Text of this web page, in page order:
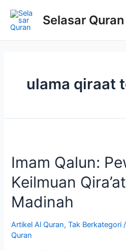
Selasar Quran
ulama qiraat
Imam Qalun:
Keilmuan
Madinah
Artikel Al Quran,Tak Berkategori
Quran